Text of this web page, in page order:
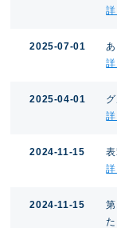
2025-07-01
2025-04-01
2024-11-15
2024-11-15
た